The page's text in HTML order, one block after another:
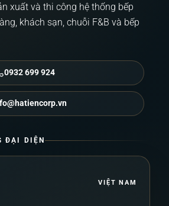
xuất và thi công hệ thống bếp
khách sạn, chuỗi F&B và bếp
0932 699 924
ĐẠI DIỆN
VIỆT NAM